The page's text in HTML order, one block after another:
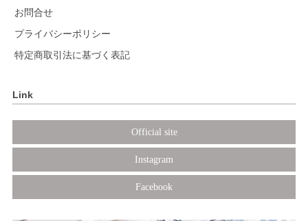
お問合せ
プライバシーポリシー
特定商取引法に基づく表記
Link
Official site
Instagram
Facebook